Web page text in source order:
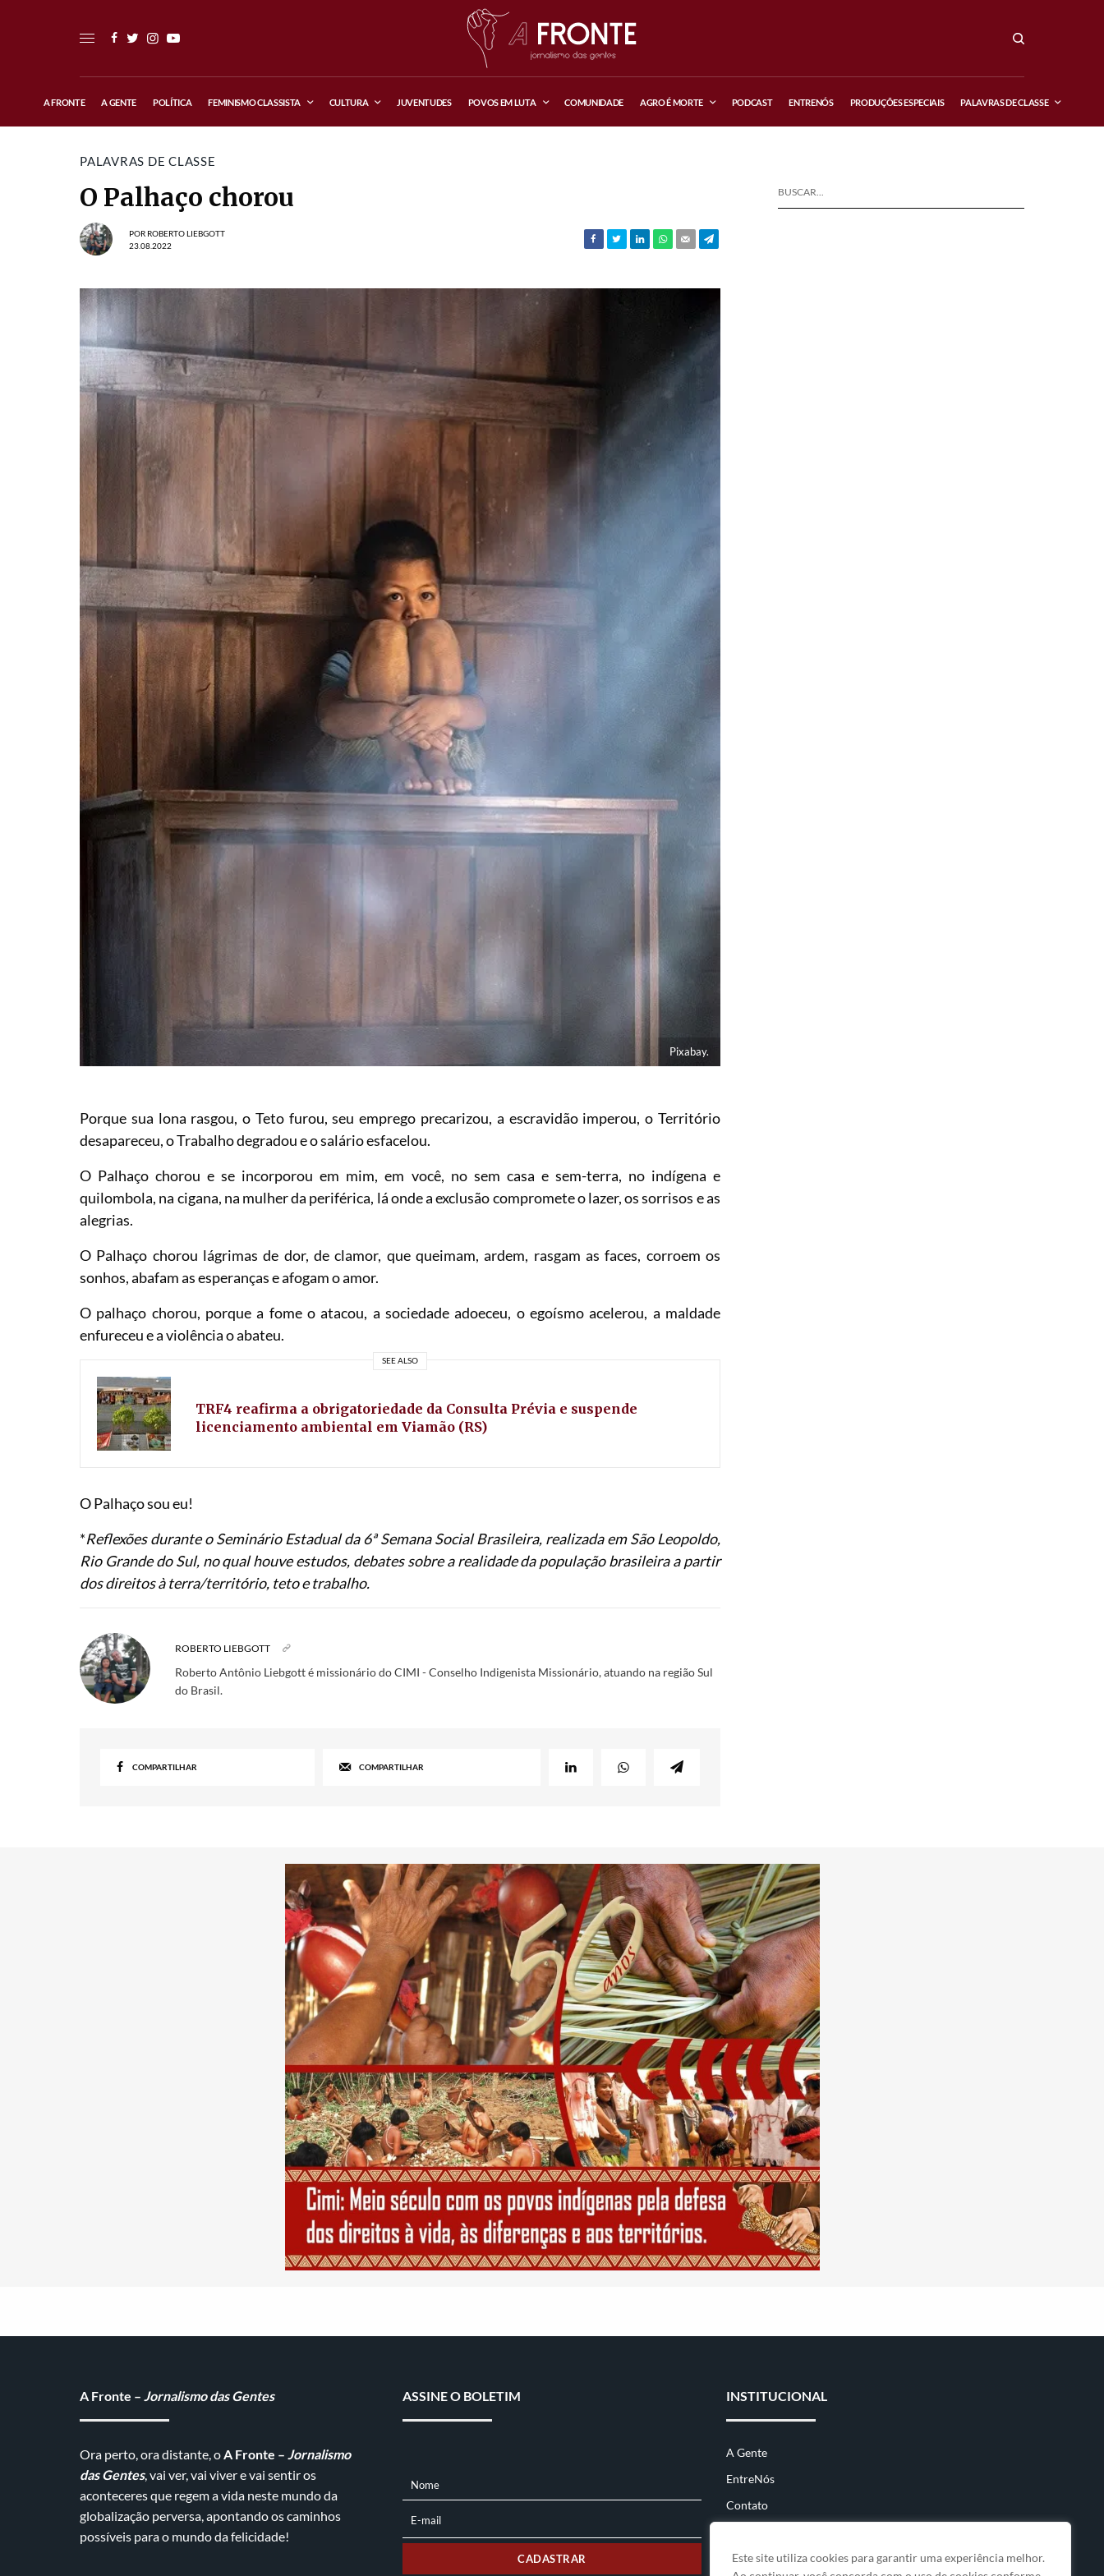
Este site utiliza cookies para garantir uma experiência melhor.
A FRONTE A GENTE POLÍTICA FEMINISMO CLASSISTA CULTURA JUVENTUDES POVOS EM LUTA COMUNIDADE AGRO É MORTE PODCAST ENTRENÓS PRODUÇÕES ESPECIAIS PALAVRAS DE CLASSE
PALAVRAS DE CLASSE
O Palhaço chorou
POR ROBERTO LIEBGOTT
23.08.2022
Pixabay.
Porque sua lona rasgou, o Teto furou, seu emprego precarizou, a escravidão imperou, o Território
desapareceu, o Trabalho degradou e o salário esfacelou.
O Palhaço chorou e se incorporou em mim, em você, no sem casa e sem-terra, no indígena e
quilombola, na cigana, na mulher da periférica, lá onde a exclusão compromete o lazer, os sorrisos e as
alegrias.
O Palhaço chorou lágrimas de dor, de clamor, que queimam, ardem, rasgam as faces, corroem os
sonhos, abafam as esperanças e afogam o amor.
O palhaço chorou, porque a fome o atacou, a sociedade adoeceu, o egoísmo acelerou, a maldade
enfureceu e a violência o abateu.
SEE ALSO
TRF4 reafirma a obrigatoriedade da Consulta Prévia e suspende
licenciamento ambiental em Viamão (RS)
O Palhaço sou eu!
*Reflexões durante o Seminário Estadual da 6ª Semana Social Brasileira, realizada em São Leopoldo,
Rio Grande do Sul, no qual houve estudos, debates sobre a realidade da população brasileira a partir
dos direitos à terra/território, teto e trabalho.
ROBERTO LIEBGOTT
Roberto Antônio Liebgott é missionário do CIMI - Conselho Indigenista Missionário, atuando na região Sul
do Brasil.
COMPARTILHAR COMPARTILHAR
A Fronte –Jornalismo das Gentes
Ora perto, ora distante, oA Fronte –Jornalismo
das Gentes, vai ver, vai viver e vai sentir os
aconteceres que regem a vida neste mundo da
globalização perversa, apontando os caminhos
possíveis para o mundo da felicidade!
ASSINE O BOLETIM
NOME
Nome
MAIL
E-mail
CADASTRAR
INSTITUCIONAL
A Gente
EntreNós
Contato